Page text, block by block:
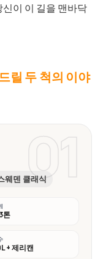
이 이 길을 맨바닥
릴 두 척의 이야
01
웨덴 클래식
톤
+ 제리캔